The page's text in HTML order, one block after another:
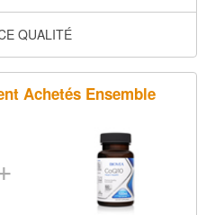
Achetés Ensemble
QUALITÉ